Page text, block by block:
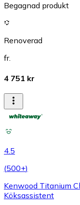
Begagnad produkt
Renoverad
fr.
4 751 kr
4.5
(500+)
Kenwood Titanium
Köksassistent